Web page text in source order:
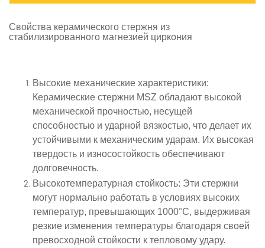
Свойства керамического стержня из
стабилизированного магнезией циркония
Высокие механические характеристики:
Керамические стержни MSZ обладают высокой
механической прочностью, несущей
способностью и ударной вязкостью, что делает их
устойчивыми к механическим ударам. Их высокая
твердость и износостойкость обеспечивают
долговечность.
Высокотемпературная стойкость: Эти стержни
могут нормально работать в условиях высоких
температур, превышающих 1000°С, выдерживая
резкие изменения температуры благодаря своей
превосходной стойкости к тепловому удару.